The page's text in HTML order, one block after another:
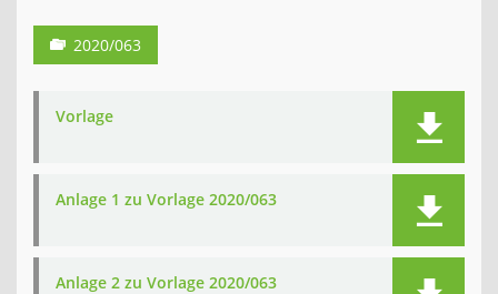
2020/063
Vorlage
Anlage 1 zu Vorlage 2020/063
Anlage 2 zu Vorlage 2020/063